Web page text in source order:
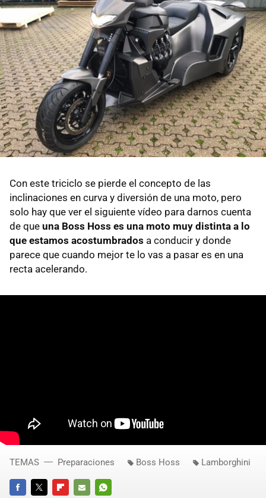
Con este triciclo se pierde el concepto de las
inclinaciones en curva y diversión de una moto, pero
solo hay que ver el siguiente vídeo para darnos cuenta
de que una Boss Hoss es una moto muy distinta a lo
que estamos acostumbrados a conducir y donde
parece que cuando mejor te lo vas a pasar es en una
recta acelerando.
TEMAS Preparaciones Boss Hoss Lamborghini